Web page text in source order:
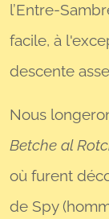
l’Entre-
facile, à
descente
Nous
Betche al
où furent dé
de Spy